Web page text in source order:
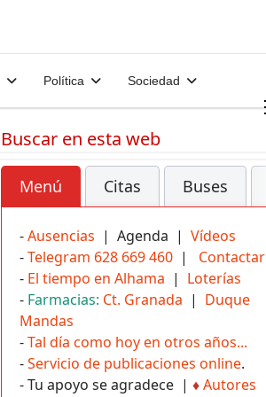
Política Sociedad
Buscar en esta web
Menú Citas Buses
-Ausencias | Agenda | Vídeos
-Telegram 628 669 460 | Contactar
- El tiempo en Alhama | Loterías
- Farmacias: Ct. Granada | Duque
Mandas
-Tal día como hoy en otros años...
-Servicio de publicaciones online.
- Tu apoyo se agradece | ♦Autores